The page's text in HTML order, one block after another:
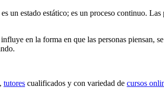
un estado estático; es un proceso continuo.
en la forma en que las personas piensan,
, tutores cualificados y con variedad de cursos